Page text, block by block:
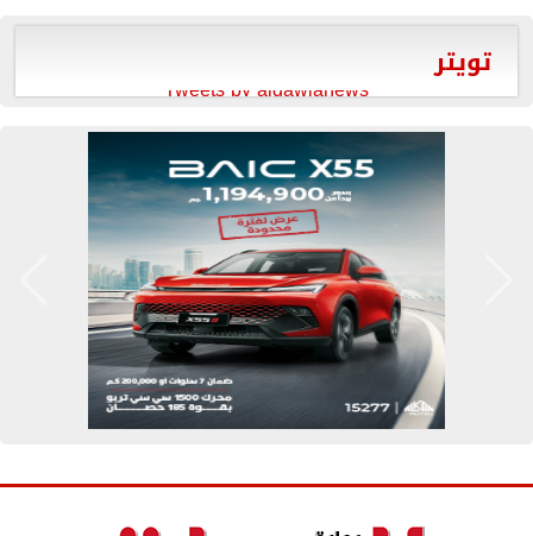
تويتر
Tweets by aldawlanews